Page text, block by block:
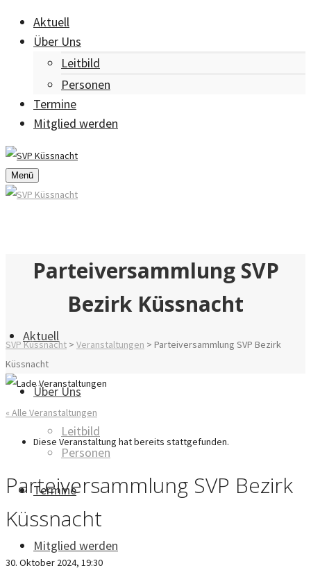
Aktuell
Über Uns
Leitbild
Personen
Termine
Mitglied werden
Menü
Aktuell
Über Uns
Leitbild
Personen
Termine
Mitglied werden
Parteiversammlung SVP
Bezirk Küssnacht
SVP Küssnacht > Veranstaltungen > Parteiversammlung SVP Bezirk
Küssnacht
« Alle Veranstaltungen
Diese Veranstaltung hat bereits stattgefunden.
Parteiversammlung SVP Bezirk
Küssnacht
30. Oktober 2024, 19:30